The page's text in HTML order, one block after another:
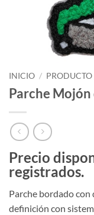
INICIO / PRODUCTO
Parche
Precio
registrados.
Parche bordado con
definición con